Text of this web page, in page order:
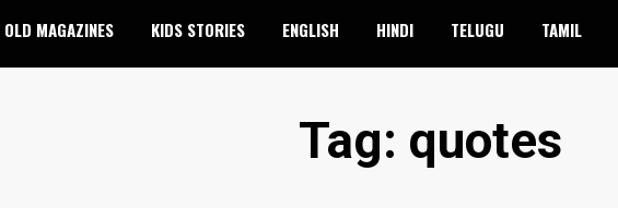
OLD MAGAZINES KIDS STORIES ENGLISH HINDI TELUGU TAMIL
Tag: quotes